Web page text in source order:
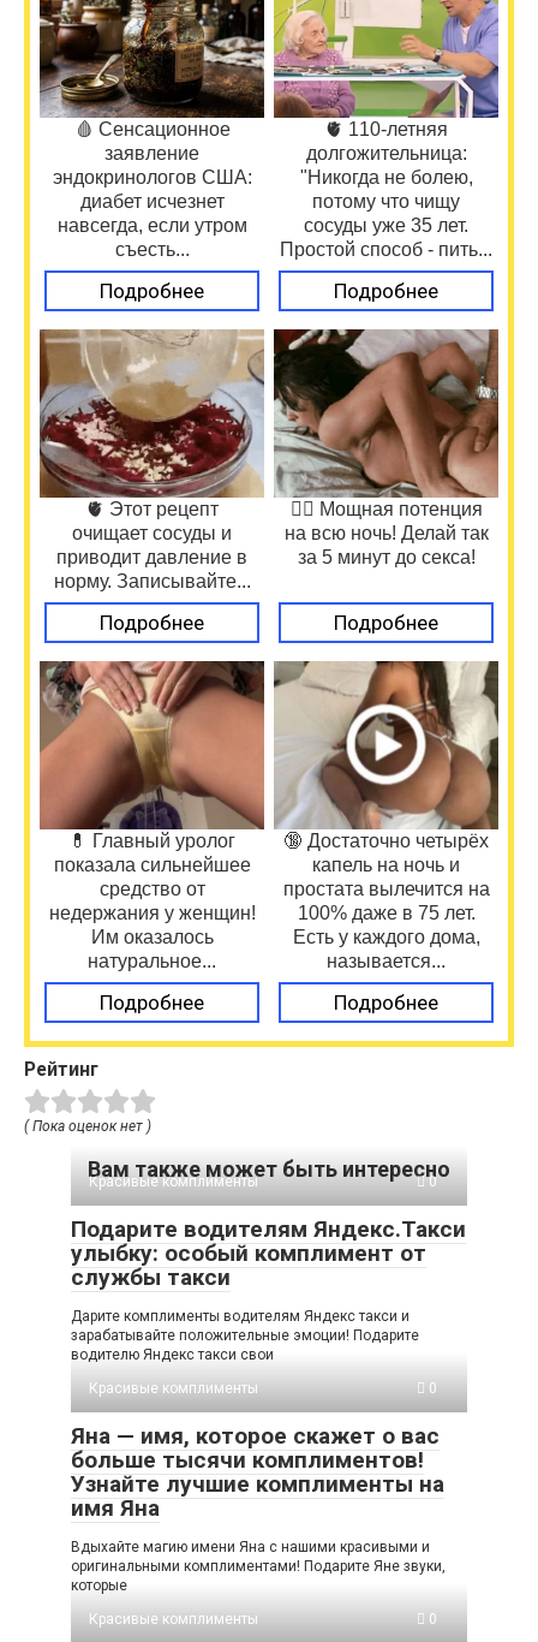
🩸 Сенсационное
заявление
эндокринологов США:
диабет исчезнет
навсегда, если утром
съесть...
Подробнее
🫀 110-летняя
долгожительница:
"Никогда не болею,
потому что чищу
сосуды уже 35 лет.
Простой способ - пить...
Подробнее
🫀 Этот рецепт
очищает сосуды и
приводит давление в
норму. Записывайте...
Подробнее
❤️‍🔥 Мощная потенция
на всю ночь! Делай так
за 5 минут до секса!
Подробнее
💊 Главный уролог
показала сильнейшее
средство от
недержания у женщин!
Им оказалось
натуральное...
Подробнее
🔞 Достаточно четырёх
капель на ночь и
простата вылечится на
100% даже в 75 лет.
Есть у каждого дома,
называется...
Подробнее
Рейтинг
( Пока оценок нет )
Вам также может быть интересно
Красивые комплименты 0
Подарите водителям Яндекс.Такси
улыбку: особый комплимент от
службы такси
Дарите комплименты водителям Яндекс такси и
зарабатывайте положительные эмоции! Подарите
водителю Яндекс такси свои
Красивые комплименты
0
Яна — имя, которое скажет о вас
больше тысячи комплиментов!
Узнайте лучшие комплименты на
имя Яна
Вдыхайте магию имени Яна с нашими красивыми и
оригинальными комплиментами! Подарите Яне звуки,
которые
Красивые комплименты
0